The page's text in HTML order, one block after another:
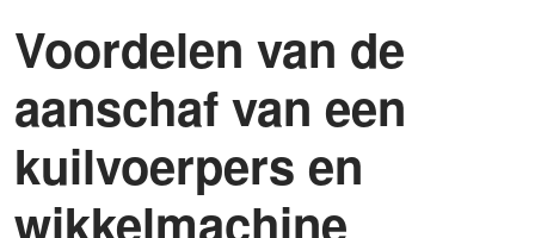
Voordelen van de
aanschaf van een
kuilvoerpers en
wikkelmachine